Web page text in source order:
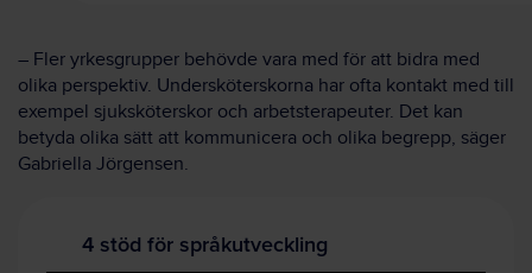
– Fler yrkesgrupper behövde vara med för att bidra med
olika perspektiv. Undersköterskorna har ofta kontakt med till
exempel sjuksköterskor och arbetsterapeuter. Det kan
betyda olika sätt att kommunicera och olika begrepp, säger
Gabriella Jörgensen.
4 stöd för språkutveckling